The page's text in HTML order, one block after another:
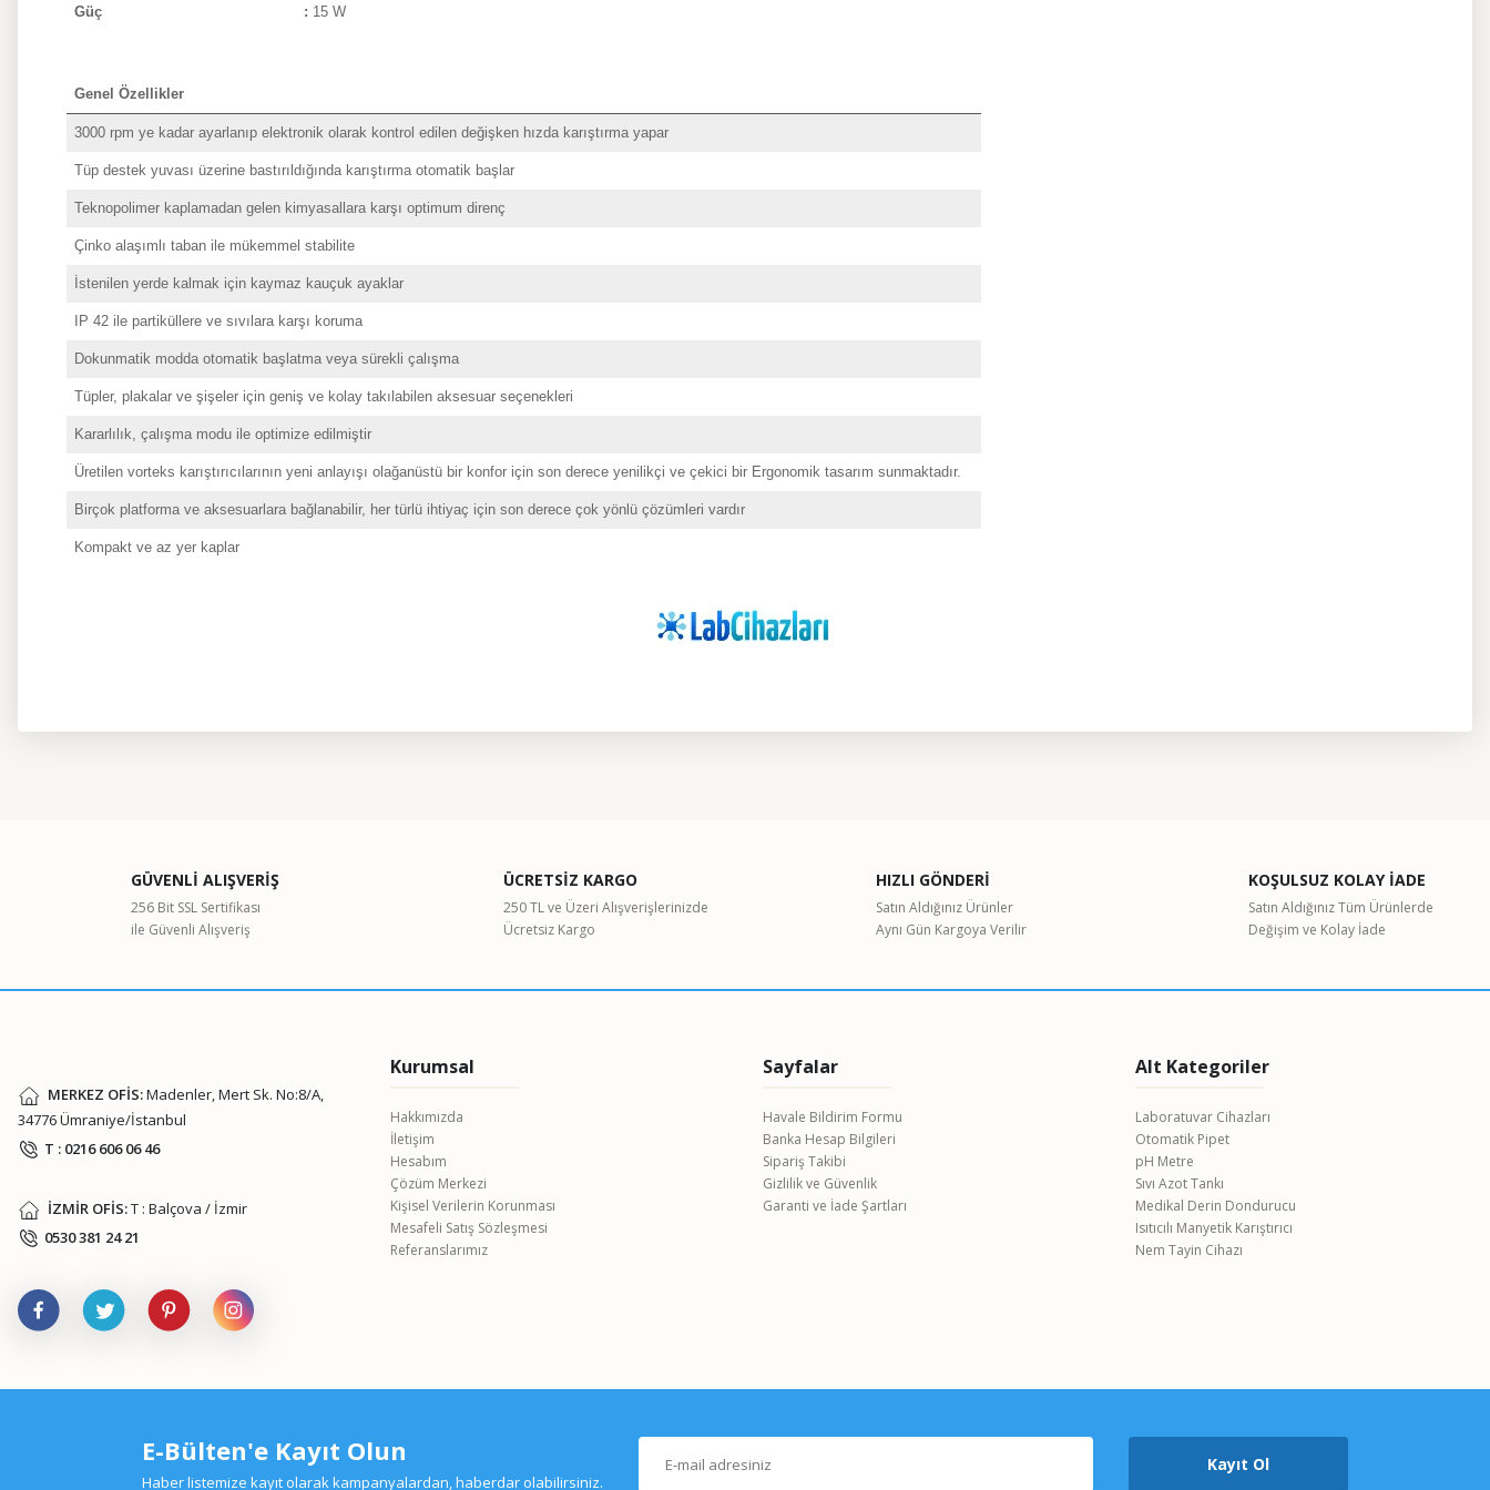
Güç : 15 W
Genel Özellikler
3000 rpm ye kadar ayarlanıp elektronik olarak kontrol edilen değişken hızda karıştırma yapar
Tüp destek yuvası üzerine bastırıldığında karıştırma otomatik başlar
Teknopolimer kaplamadan gelen kimyasallara karşı optimum direnç
Çinko alaşımlı taban ile mükemmel stabilite
İstenilen yerde kalmak için kaymaz kauçuk ayaklar
IP 42 ile partiküllere ve sıvılara karşı koruma
Dokunmatik modda otomatik başlatma veya sürekli çalışma
Tüpler, plakalar ve şişeler için geniş ve kolay takılabilen aksesuar seçenekleri
Kararlılık, çalışma modu ile optimize edilmiştir
Üretilen vorteks karıştırıcılarının yeni anlayışı olağanüstü bir konfor için son derece yenilikçi ve çekici bir Ergonomik tasarım sunmaktadır.
Birçok platforma ve aksesuarlara bağlanabilir, her türlü ihtiyaç için son derece çok yönlü çözümleri vardır
Kompakt ve az yer kaplar
Ürün açıklamasında eksik bilgiler bulunuyor.
Ürün bilgilerinde hatalar bulunuyor.
Gönder
GÜVENLİ ALIŞVERİŞ
256 Bit SSL Sertifikası
ile Güvenli Alışveriş
ÜCRETSİZ KARGO
250 TL ve Üzeri Alışverişlerinizde
Ücretsiz Kargo
HIZLI GÖNDERİ
Satın Aldığınız Ürünler
Aynı Gün Kargoya Verilir
KOŞULSUZ KOLAY İADE
Satın Aldığınız Tüm Ürünlerde
Değişim ve Kolay İade
MERKEZ OFİS:Madenler, Mert Sk. No:8/A,
34776 Ümraniye/İstanbul
T : 0216 606 06 46
İZMİR OFİS:T : Balçova / İzmir
0530 381 24 21
Kurumsal
Hakkımızda
İletişim
Hesabım
Çözüm Merkezi
Kişisel Verilerin Korunması
Mesafeli Satış Sözleşmesi
Referanslarımız
Sayfalar
Havale Bildirim Formu
Banka Hesap Bilgileri
Sipariş Takibi
Gizlilik ve Güvenlik
Garanti ve İade Şartları
Alt Kategoriler
Laboratuvar Cihazları
Otomatik Pipet
pH Metre
Sıvı Azot Tankı
Medikal Derin Dondurucu
Isıtıcılı Manyetik Karıştırıcı
Nem Tayin Cihazı
E-Bülten'e Kayıt Olun
Haber listemize kayıt olarak kampanyalardan, haberdar olabilirsiniz.
Kayıt Ol